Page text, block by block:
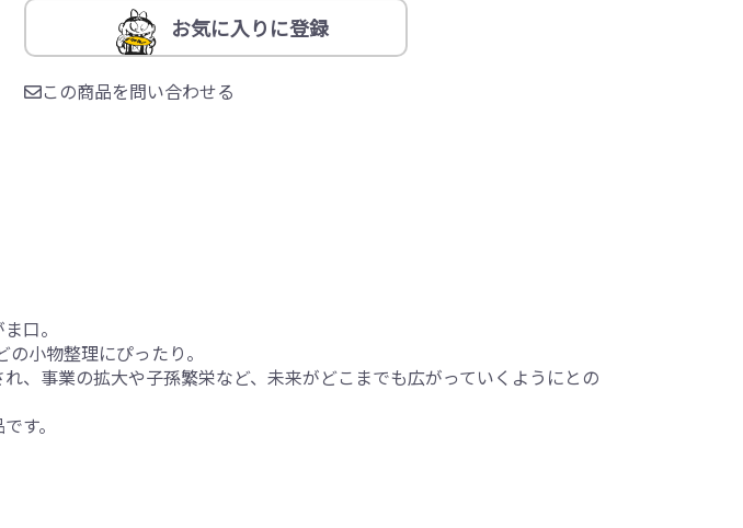
お気に入りに登録
この商品を問い合わせる
口。
小物整理にぴったり。
、事業の拡大や子孫繁栄など、未来がどこまでも広がっていくようにとの
す。